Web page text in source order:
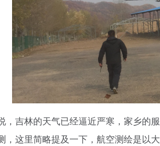
，吉林的天气已经逼近严寒，家乡的
，这里简略提及一下，航空测绘是以